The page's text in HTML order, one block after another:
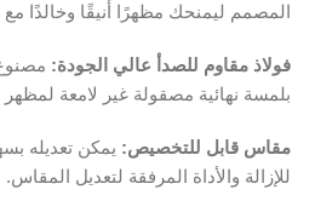
المصمم ليمنحك مظهرًا أنيقًا وخالدًا
فولاذ مقاوم للصدأ عالي الجودة:
بلمسة نهائية مصقولة غير لامعة
مقاس قابل للتخصيص: يمكن تعديله
للإزالة والأداة المرفقة لتعديل المقاس.